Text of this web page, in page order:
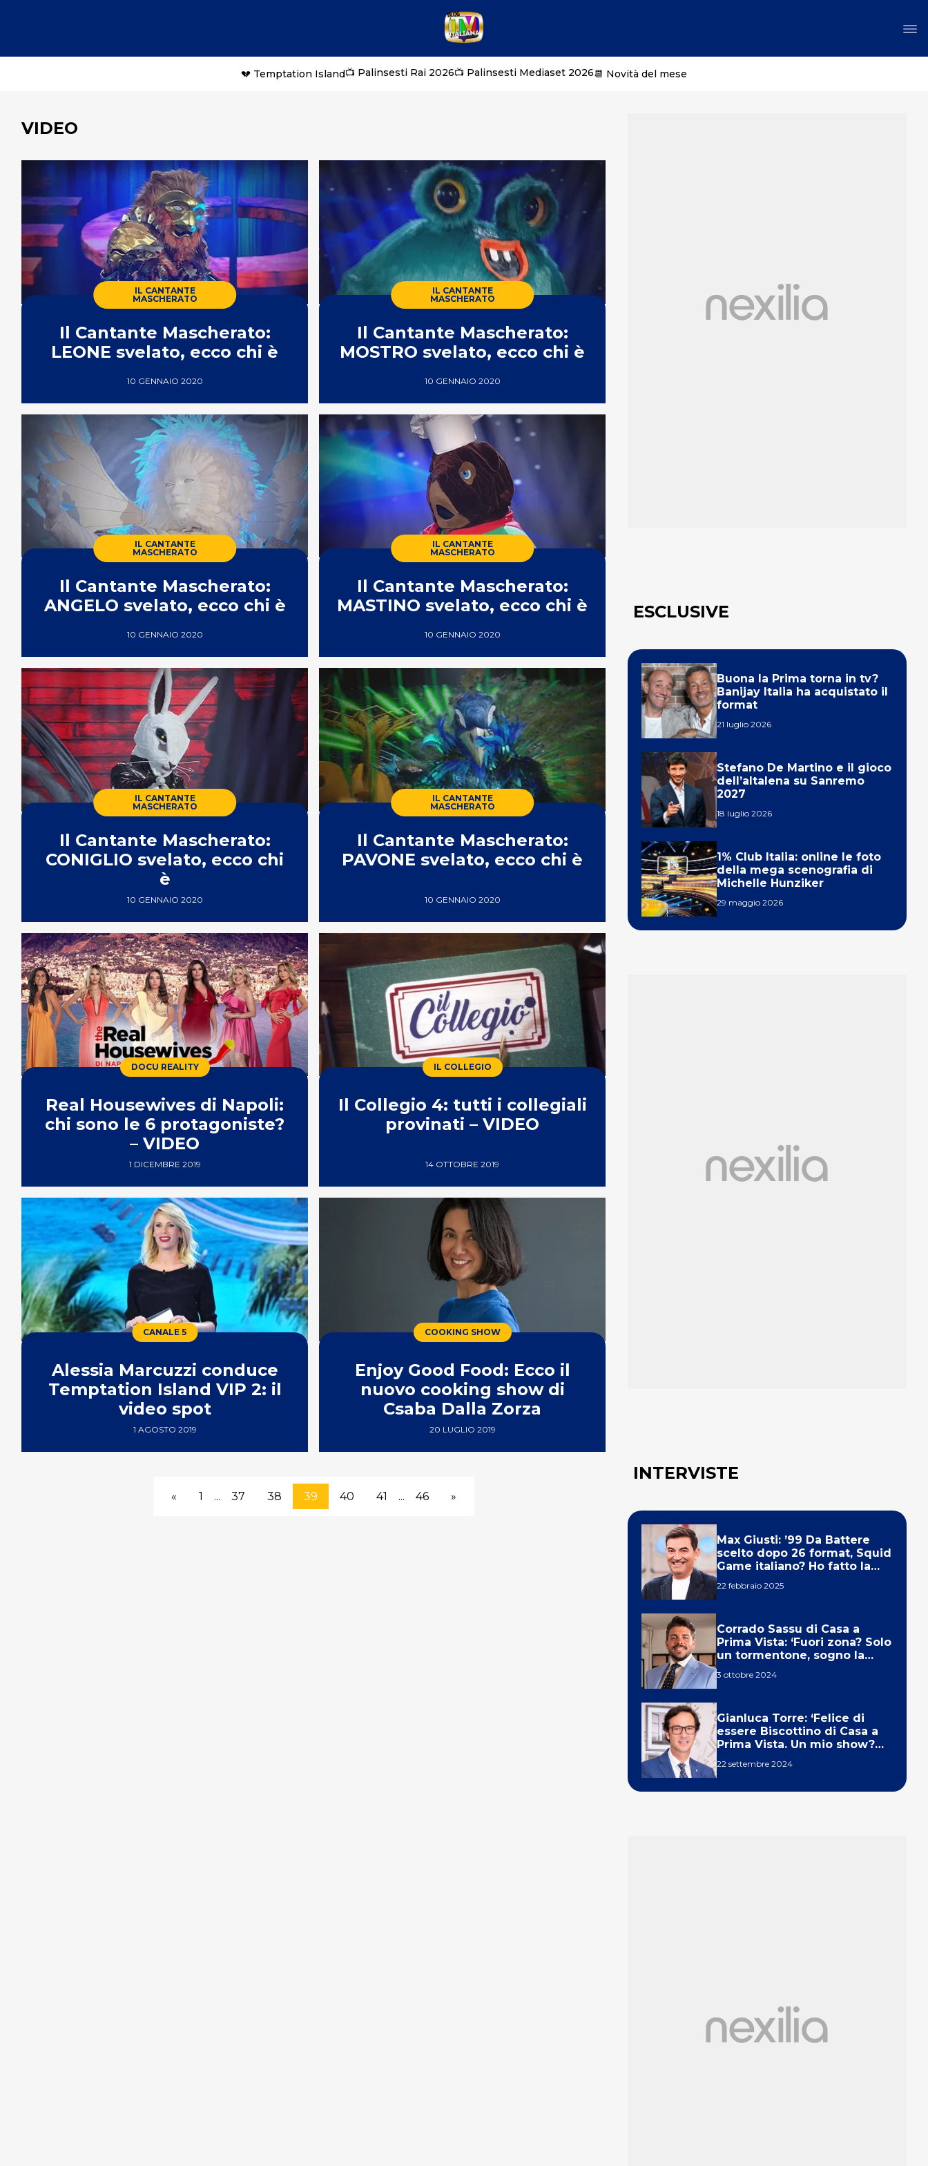
💔 Temptation Island📺 Palinsesti Rai 2026📺 Palinsesti Mediaset 2026📆 Novità del mese
VIDEO
IL CANTANTE
MASCHERATO
Il Cantante Mascherato:
LEONE svelato, ecco chi è
10 GENNAIO 2020
IL CANTANTE
MASCHERATO
Il Cantante Mascherato:
MOSTRO svelato, ecco chi è
10 GENNAIO 2020
IL CANTANTE
MASCHERATO
Il Cantante Mascherato:
ANGELO svelato, ecco chi è
10 GENNAIO 2020
IL CANTANTE
MASCHERATO
Il Cantante Mascherato:
MASTINO svelato, ecco chi è
10 GENNAIO 2020
IL CANTANTE
MASCHERATO
Il Cantante Mascherato:
CONIGLIO svelato, ecco chi
è
10 GENNAIO 2020
IL CANTANTE
MASCHERATO
Il Cantante Mascherato:
PAVONE svelato, ecco chi è
10 GENNAIO 2020
DOCU REALITY
Real Housewives di Napoli:
chi sono le 6 protagoniste?
– VIDEO
1 DICEMBRE 2019
IL COLLEGIO
Il Collegio 4: tutti i collegiali
provinati – VIDEO
14 OTTOBRE 2019
CANALE 5
Alessia Marcuzzi conduce
Temptation Island VIP 2: il
video spot
1 AGOSTO 2019
COOKING SHOW
Enjoy Good Food: Ecco il
nuovo cooking show di
Csaba Dalla Zorza
20 LUGLIO 2019
« 1 ... 37 38 39 40 41 ... 46 »
ESCLUSIVE
Buona la Prima torna in tv?
Banijay Italia ha acquistato il
format
21 luglio 2026
Stefano De Martino e il gioco
dell’altalena su Sanremo
2027
18 luglio 2026
1% Club Italia: online le foto
della mega scenografia di
Michelle Hunziker
29 maggio 2026
INTERVISTE
Max Giusti: ’99 Da Battere
scelto dopo 26 format, Squid
Game italiano? Ho fatto la
22 febbraio 2025
Corrado Sassu di Casa a
Prima Vista: ‘Fuori zona? Solo
un tormentone, sogno la
3 ottobre 2024
Gianluca Torre: ‘Felice di
essere Biscottino di Casa a
Prima Vista. Un mio show?
22 settembre 2024